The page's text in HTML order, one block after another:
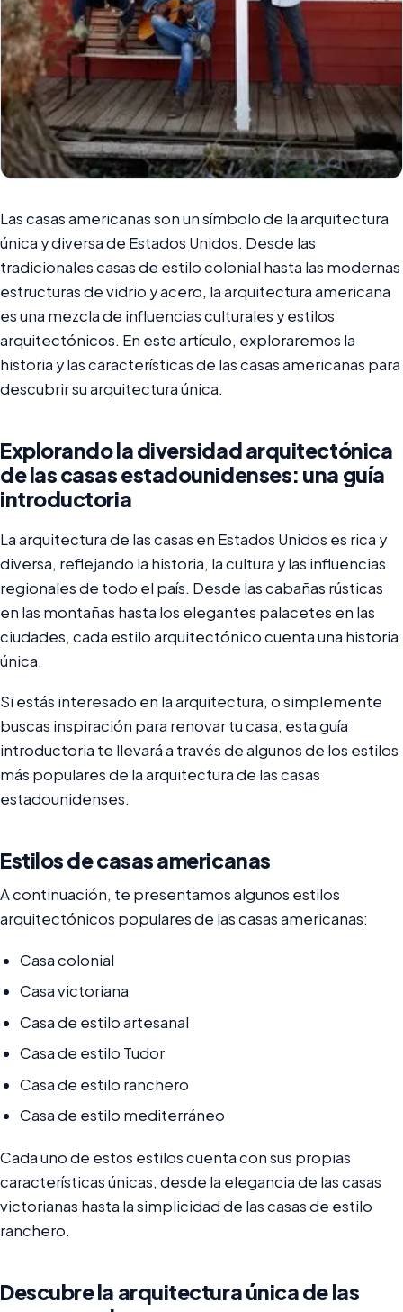
Las casas americanas son un símbolo de la arquitectura
única y diversa de Estados Unidos. Desde las
tradicionales casas de estilo colonial hasta las modernas
estructuras de vidrio y acero, la arquitectura americana
es una mezcla de influencias culturales y estilos
arquitectónicos. En este artículo, exploraremos la
historia y las características de las casas americanas para
descubrir su arquitectura única.
Explorando la diversidad arquitectónica
de las casas estadounidenses: una guía
introductoria
La arquitectura de las casas en Estados Unidos es rica y
diversa, reflejando la historia, la cultura y las influencias
regionales de todo el país. Desde las cabañas rústicas
en las montañas hasta los elegantes palacetes en las
ciudades, cada estilo arquitectónico cuenta una historia
única.
Si estás interesado en la arquitectura, o simplemente
buscas inspiración para renovar tu casa, esta guía
introductoria te llevará a través de algunos de los estilos
más populares de la arquitectura de las casas
estadounidenses.
Estilos de casas americanas
A continuación, te presentamos algunos estilos
arquitectónicos populares de las casas americanas:
Casa colonial
Casa victoriana
Casa de estilo artesanal
Casa de estilo Tudor
Casa de estilo ranchero
Casa de estilo mediterráneo
Cada uno de estos estilos cuenta con sus propias
características únicas, desde la elegancia de las casas
victorianas hasta la simplicidad de las casas de estilo
ranchero.
Descubre la arquitectura única de las